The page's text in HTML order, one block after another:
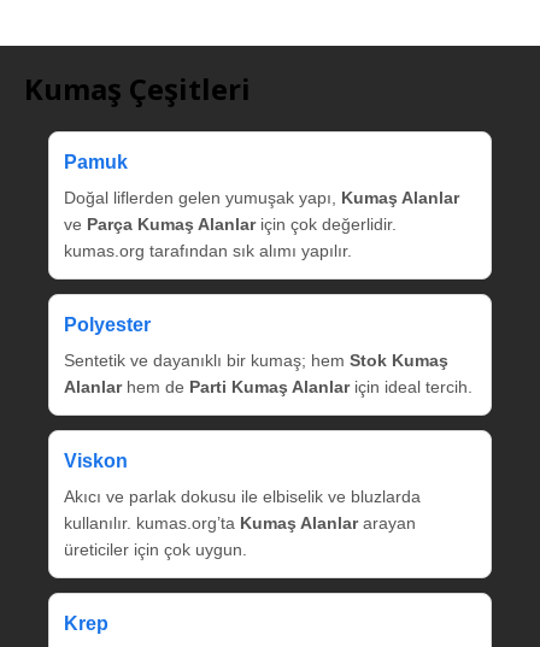
Kumaş Çeşitleri
Pamuk
Doğal liflerden gelen yumuşak yapı, Kumaş Alanlar
ve Parça Kumaş Alanlariçin çok değerlidir.
kumas.org tarafından sık alımı yapılır.
Polyester
Sentetik ve dayanıklı bir kumaş; hem Stok Kumaş
Alanlarhem de Parti Kumaş Alanlariçin ideal tercih.
Viskon
Akıcı ve parlak dokusu ile elbiselik ve bluzlarda
kullanılır. kumas.org’ta Kumaş Alanlararayan
üreticiler için çok uygun.
Krep